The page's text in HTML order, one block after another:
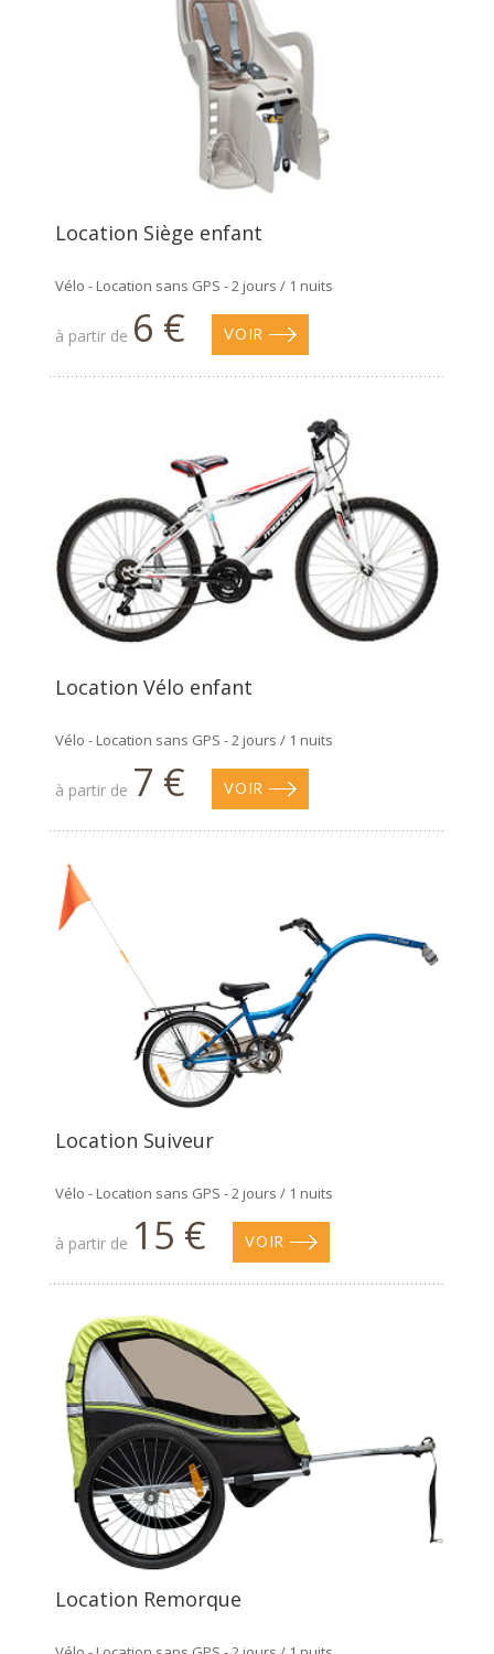
Location Siège enfant
Vélo - Location sans GPS - 2 jours / 1 nuits
à partir de 6 € VOIR
Location Vélo enfant
Vélo - Location sans GPS - 2 jours / 1 nuits
à partir de 7 € VOIR
Location Suiveur
Vélo - Location sans GPS - 2 jours / 1 nuits
à partir de 15 € VOIR
Location Remorque